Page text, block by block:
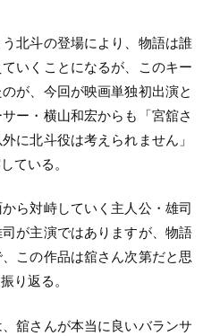
北斗の登場により、物語は誰
いくことになるが、このキー
が、今回が映画単独初出演と
ー・横山和宏からも「宮舘さ
に北斗役は考えられません」
ている。
ら対峙していく主人公・雄司
が主演ではありますが、物語
この作品は舘さん次第だと思
り返る。
舘さんが本当に良いバランサ